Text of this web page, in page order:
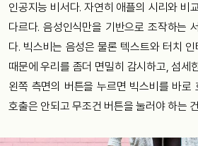
인공지능 비서다. 자연히 애플의 시리와 비
다르다. 음성인식만을 기반으로 조작하는
다. 빅스비는 음성은 물론 텍스트와 터치
때문에 우리를 좀더 면밀히 감시하고, 섬세
왼쪽 측면의 버튼을 누르면 빅스비를 바로
호출은 안되고 무조건 버튼을 눌러야 하는